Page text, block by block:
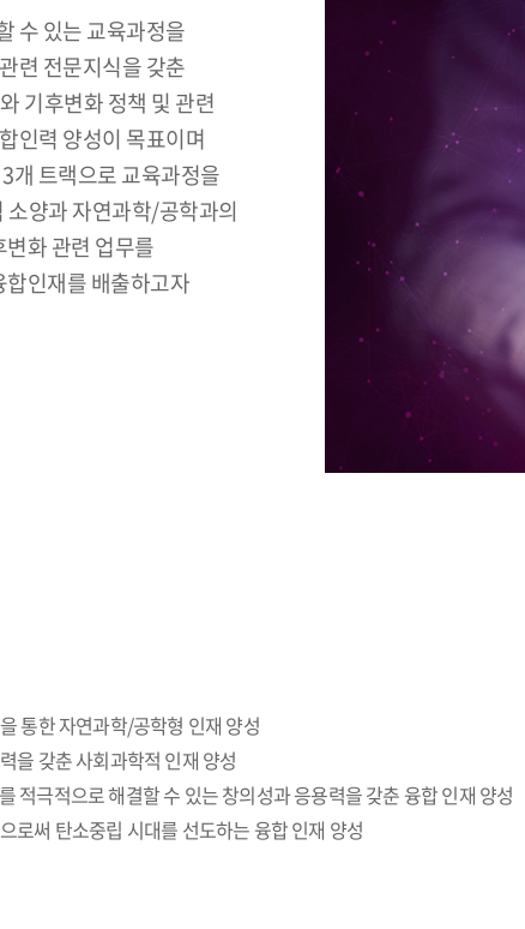
수 있는 교육과정을
련 전문지식을 갖춘
기후변화 정책 및 관련
인력 양성이 목표이며
개 트랙으로 교육과정을
양과 자연과학/공학과의
화 관련 업무를
인재를 배출하고자
통한 자연과학/공학형 인재 양성
을 갖춘 사회과학적 인재 양성
적극적으로 해결할 수 있는 창의성과 응용력을 갖춘 융합 인재 양성
로써 탄소중립 시대를 선도하는 융합 인재 양성